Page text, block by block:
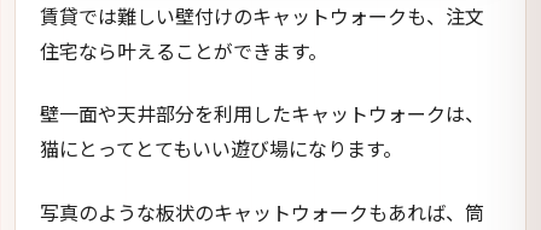
賃貸では難しい壁付けのキャットウォークも、注文
住宅なら叶えることができます。
壁一面や天井部分を利用したキャットウォークは、
猫にとってとてもいい遊び場になります。
写真のような板状のキャットウォークもあれば、筒